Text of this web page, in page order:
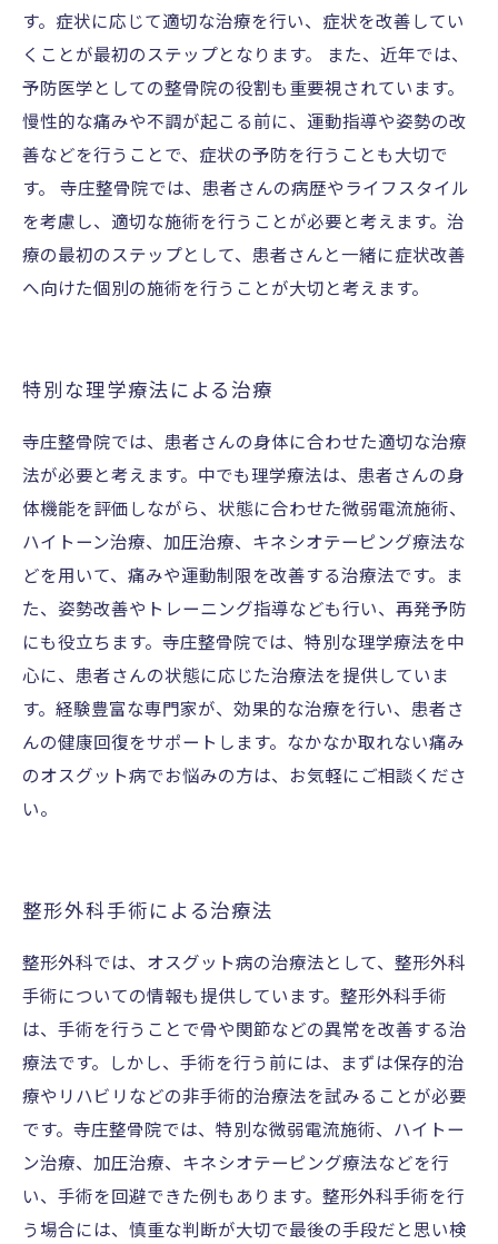
す。症状に応じて適切な治療を行い、症状を改善してい
くことが最初のステップとなります。 また、近年では、
予防医学としての整骨院の役割も重要視されています。
慢性的な痛みや不調が起こる前に、運動指導や姿勢の改
善などを行うことで、症状の予防を行うことも大切で
す。 寺庄整骨院では、患者さんの病歴やライフスタイル
を考慮し、適切な施術を行うことが必要と考えます。治
療の最初のステップとして、患者さんと一緒に症状改善
へ向けた個別の施術を行うことが大切と考えます。
特別な理学療法による治療
寺庄整骨院では、患者さんの身体に合わせた適切な治療
法が必要と考えます。中でも理学療法は、患者さんの身
体機能を評価しながら、状態に合わせた微弱電流施術、
ハイトーン治療、加圧治療、キネシオテーピング療法な
どを用いて、痛みや運動制限を改善する治療法です。ま
た、姿勢改善やトレーニング指導なども行い、再発予防
にも役立ちます。寺庄整骨院では、特別な理学療法を中
心に、患者さんの状態に応じた治療法を提供していま
す。経験豊富な専門家が、効果的な治療を行い、患者さ
んの健康回復をサポートします。なかなか取れない痛み
のオスグット病でお悩みの方は、お気軽にご相談くださ
い。
整形外科手術による治療法
整形外科では、オスグット病の治療法として、整形外科
手術についての情報も提供しています。整形外科手術
は、手術を行うことで骨や関節などの異常を改善する治
療法です。しかし、手術を行う前には、まずは保存的治
療やリハビリなどの非手術的治療法を試みることが必要
です。寺庄整骨院では、特別な微弱電流施術、ハイトー
ン治療、加圧治療、キネシオテーピング療法などを行
い、手術を回避できた例もあります。整形外科手術を行
う場合には、慎重な判断が大切で最後の手段だと思い検